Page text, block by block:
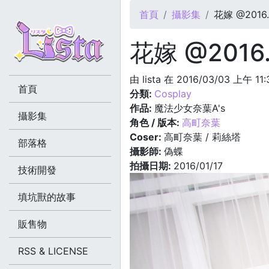
您在這裡
首頁 攝影集 花嫁
花嫁
由 lista 在 2016/03/03 上午
分類: Cosplay
作品: 魔法少女奈葉A's
角色 / 版本: 高町奈葉
Coser: 高町奈葉 / 莉絲塔
攝影師: 偽蝶
拍攝日期: 2016/01/17
首頁
攝影集
部落格
技術開發
填坑獸的故事
販售物
RSS & LICENSE